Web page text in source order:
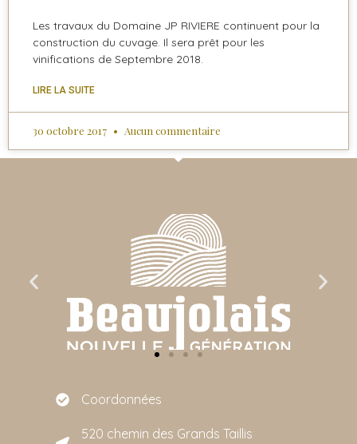
Les travaux du Domaine JP RIVIERE continuent pour la
construction du cuvage. Il sera prêt pour les
vinifications de Septembre 2018.
LIRE LA SUITE
30 octobre 2017 Aucun commentaire
Coordonnées
520 chemin des Grands Taillis